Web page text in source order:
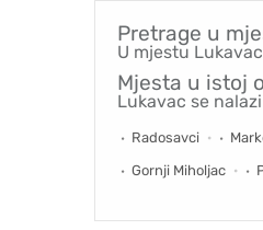
Pretrage u
U mjestu
Mjesta u istoj
Lukavac se
Radosavci
Gornji Miholjac